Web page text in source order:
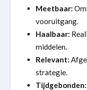
Meetbaar:
vooruitgang.
Haalbaar:
middelen.
Relevant:
strategie.
Tijdgebonden: